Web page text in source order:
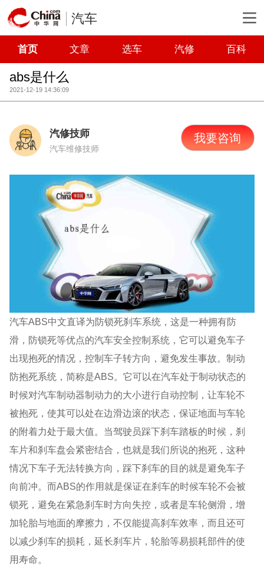
汽车
首页 文章 选车 汽修 百科
abs是什么
2021-12-19 14:36:09
汽修技师
汽车维修技师
我要咨询
汽车ABS中文直译为防锁死刹车系统，这是一种拥有防
滑，防锁死等优点的汽车安全控制系统，它可以避免车子
出现抱死的情况，控制车子转方向，避免发生事故。制动
防抱死系统，简称是ABS。它可以在汽车处于制动状态的
时候对汽车制动器制动力的大小进行自动控制，让车轮不
被抱死，使其可以处在边滑边滚的状态，保证地面与车轮
的附着力处于最大值。当驾驶员踩下刹车踏板的时候，刹
车片和刹车盘会紧密结合，也就是我们所说的抱死，这种
情况下车子无法转换方向，踩下刹车的目的就是避免车子
向前冲。而ABS的作用就是保证在刹车的时候车轮不会被
锁死，避免在紧急刹车时方向失控，或者是车轮侧滑，增
加轮胎与地面的摩擦力，不仅能提高刹车效率，而且还可
以减少刹车的损耗，延长刹车片，轮胎等易损耗部件的使
用寿命。